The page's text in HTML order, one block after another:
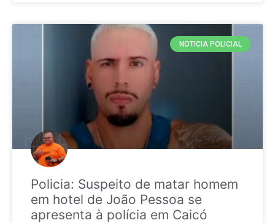
NOTICIA POLICIAL
Policia: Suspeito de matar homem
em hotel de João Pessoa se
apresenta à polícia em Caicó